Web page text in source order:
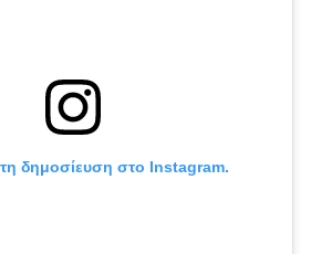
τη δημοσίευση στο Instagram.